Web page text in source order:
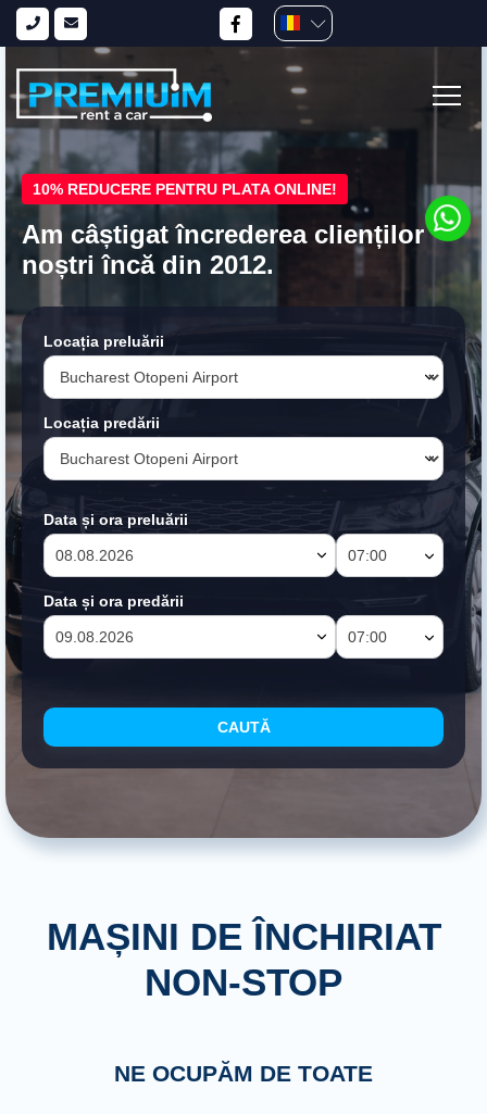
10% REDUCERE PENTRU PLATA ONLINE!
Am câștigat încrederea clienților
noștri încă din 2012.
Locația preluării
Locația predării
Data și ora preluării
07:00
Data și ora predării
07:00
CAUTĂ
MAȘINI DE ÎNCHIRIAT
NON-STOP
NE OCUPĂM DE TOATE